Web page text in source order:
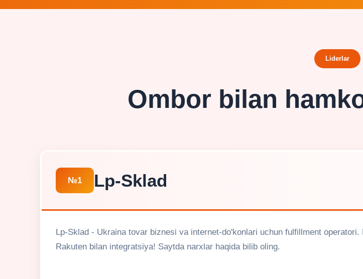
Liderlar
Ombor bilan
№1 Lp-Sklad
Lp-Sklad - Ukraina tovar biznesi va internet-do'konlari uchun fulfillment
Rakuten bilan integratsiya! Saytda narxlar haqida bilib oling.